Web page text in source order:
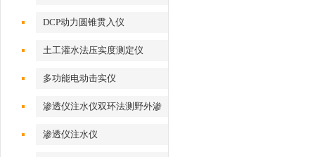
DCP动力圆锥贯入仪
土工灌水法压实度测定仪
多功能电动击实仪
渗透仪注水仪双环法测野外渗
透系数
渗透仪注水仪